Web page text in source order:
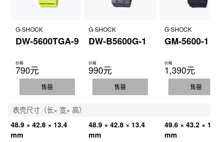
G-SHOCK
DW-5600TGA-9
价格
790元
售罄
G-SHOCK
DW-B5600G-1
价格
990元
售罄
G-SHOCK
GM-5600-1
价格
1,390元
售罄
表壳尺寸（长× 宽× 高）
48.9 × 42.8 × 13.4
mm
48.9 × 42.8 × 13.4
mm
49.6 × 43.2 ×
mm